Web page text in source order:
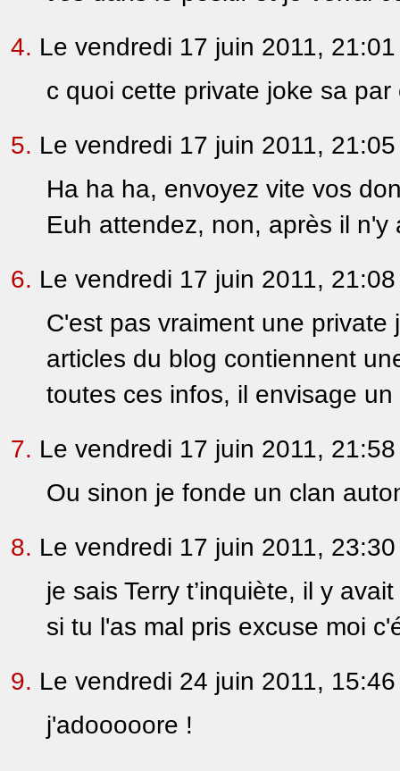
4. Le vendredi 17 juin 2011,
c quoi cette private joke sa
5. Le vendredi 17 juin 2011,
Ha ha ha, envoyez vite vos
Euh attendez, non, après il n'y
6. Le vendredi 17 juin 2011,
C'est pas vraiment une
articles du blog contiennent
toutes ces infos, il envisage
7. Le vendredi 17 juin 2011,
Ou sinon je fonde un clan
8. Le vendredi 17 juin 2011,
je sais Terry t’inquiète, il y
si tu l'as mal pris excuse moi
9. Le vendredi 24 juin 2011,
j'adooooore !